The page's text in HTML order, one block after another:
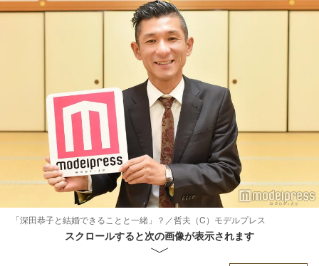
「深田恭子と結婚できることと一緒」？／哲夫（C）モデルプレス
スクロールすると次の画像が表示されます